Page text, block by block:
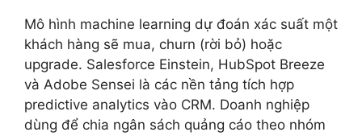
Mô hình machine learning dự đoán xác suất một
khách hàng sẽ mua, churn (rời bỏ) hoặc
upgrade. Salesforce Einstein, HubSpot Breeze
và Adobe Sensei là các nền tảng tích hợp
predictive analytics vào CRM. Doanh nghiệp
dùng để chia ngân sách quảng cáo theo nhóm